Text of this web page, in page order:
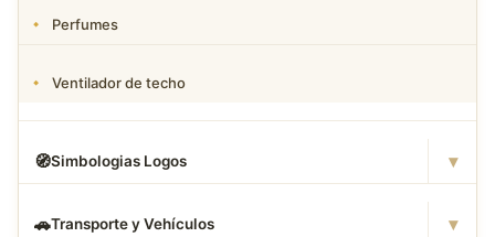
Perfumes
Ventilador de techo
🧭Simbologias Logos ▾
🚗Transporte y Vehículos ▾